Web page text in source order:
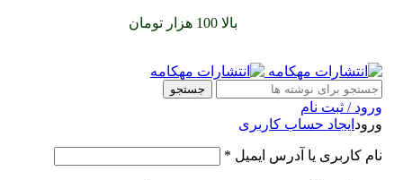
بالا 100 هزار تومان
جستجو
ورود / ثبت نام
ورود ایجاد حساب کاربری
نام کاربری یا آدرس ایمیل *